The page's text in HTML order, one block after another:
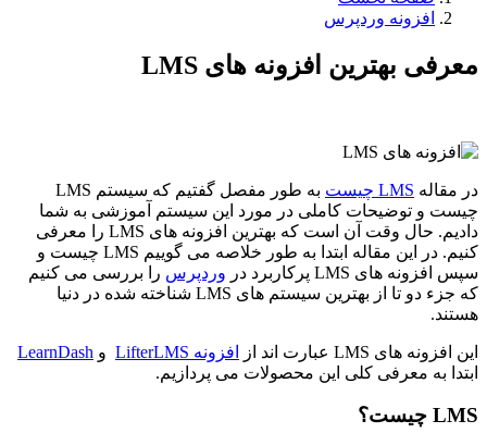
افزونه وردپرس
معرفی بهترین افزونه های LMS
در مقاله LMS چیست
به طور مفصل گفتیم که سیستم LMS
چیست و توضیحات کاملی در مورد این سیستم آموزشی به شما
دادیم. حال وقت آن است که بهترین افزونه های LMS را معرفی
کنیم. در این مقاله ابتدا به طور خلاصه می گوییم LMS چیست و
سپس افزونه های LMS پرکاربرد در
وردپرس را بررسی می کنیم
که جزء دو تا از بهترین سیستم های LMS شناخته شده در دنیا
هستند.
این افزونه های LMS عبارت اند از افزونه LifterLMS و LearnDash
ابتدا به معرفی کلی این محصولات می پردازیم.
LMS چیست؟